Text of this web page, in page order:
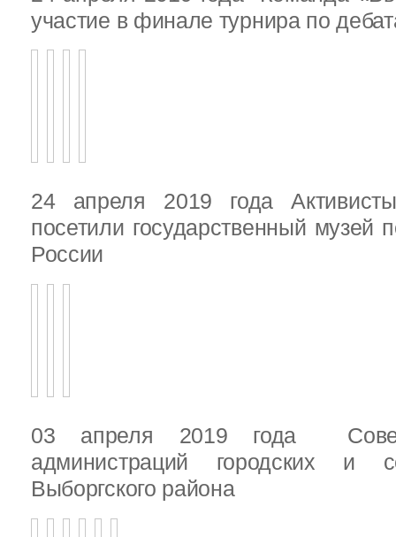
участие в финале турнира по
24 апреля 2019 года
посетили государственный музей
России
03 апреля 2019 года
администраций городских и
Выборгского района